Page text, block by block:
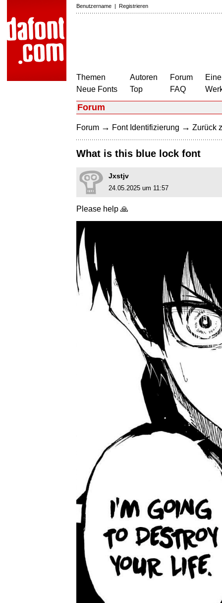
Benutzername | Registrieren
Themen
Neue Fonts
Autoren
Top
Forum
FAQ
Forum
Forum → Font Identifizierung → Zurück
What is this blue lock font
Jxstjv
24.05.2025 um 11:57
Please help 🙏